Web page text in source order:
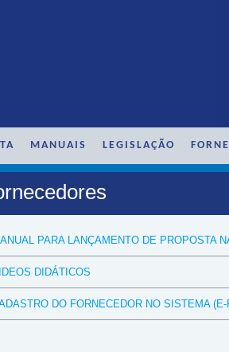
MANUAIS LEGISLAÇÃO
PARA LANÇAMENTO DE PROPOSTA
DIDÁTICOS
DO FORNECEDOR NO SISTEMA (E-